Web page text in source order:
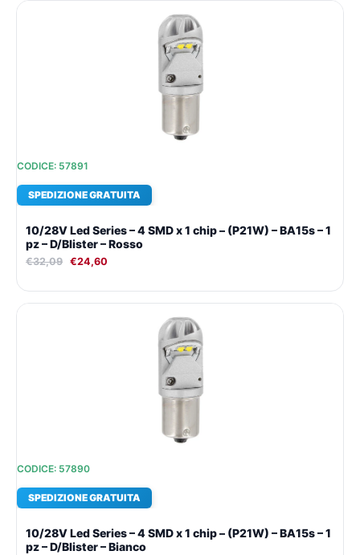
CODICE: 57891
SPEDIZIONE GRATUITA
10/28V Led Series – 4 SMD x 1 chip – (P21W) – BA15s – 1
pz – D/Blister – Rosso
€32,09 €24,60
CODICE: 57890
SPEDIZIONE GRATUITA
10/28V Led Series – 4 SMD x 1 chip – (P21W) – BA15s – 1
pz – D/Blister – Bianco